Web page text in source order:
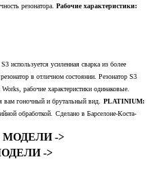
резонатора. Рабочие характеристики:
используется усиленная сварка из более
в отличном состоянии. Резонатор S3
рабочие характеристики одинаковые.
вам гоночный и брутальный вид. PLATINIUM:
обработкой. Сделано в Барселоне-Коста-
->
->